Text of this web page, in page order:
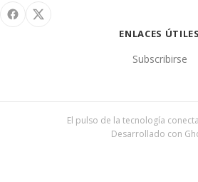
ENLACES ÚTILES
Subscribirse
El pulso de la tecnología
Desarrollado con